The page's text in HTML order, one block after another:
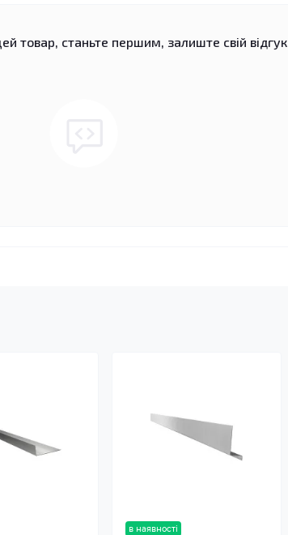
товар, станьте першим, залиште свій відгук.
в наявності